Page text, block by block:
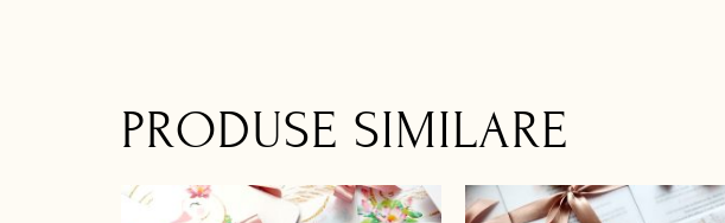
PRODUSE SIMILARE